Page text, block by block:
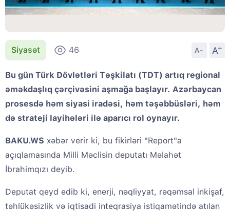
Siyasət 46 A- A
+
Bu gün Türk Dövlətləri Təşkilatı (TDT) artıq regional
əməkdaşlıq çərçivəsini aşmağa başlayır. Azərbaycan
prosesdə həm siyasi iradəsi, həm təşəbbüsləri, həm
də strateji layihələri ilə aparıcı rol oynayır.
BAKU.WS xəbər verir ki, bu fikirləri "Report"a
açıqlamasında Milli Məclisin deputatı Məlahət
İbrahimqızı deyib.
Deputat qeyd edib ki, enerji, nəqliyyat, rəqəmsal inkişaf,
təhlükəsizlik və iqtisadi inteqrasiya istiqamətində atılan